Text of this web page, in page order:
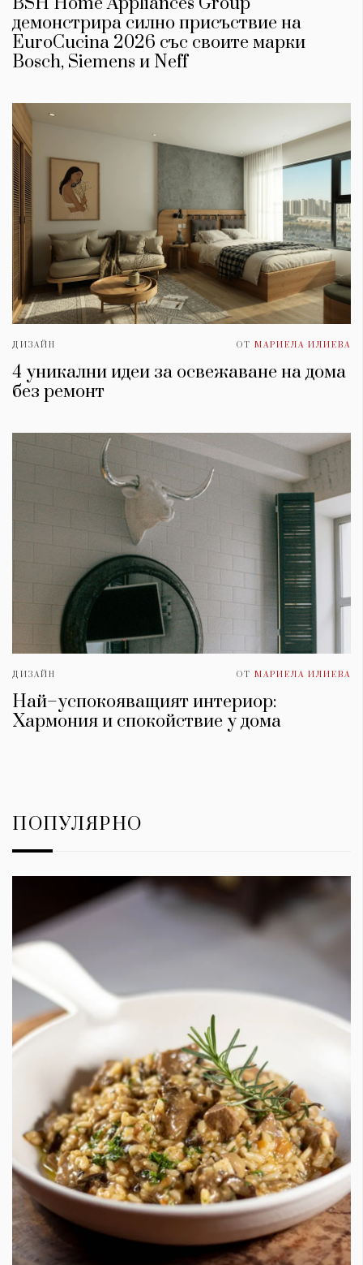
демонстрира силно присъствие на
EuroCucina 2026 със своите марки
Bosch, Siemens и Neff
ДИЗАЙН ОТ МАРИЕЛА ИЛИЕВА
4 уникални идеи за освежаване на дома
без ремонт
ДИЗАЙН ОТ МАРИЕЛА ИЛИЕВА
Най–успокояващият интериор:
Хармония и спокойствие у дома
ПОПУЛЯРНО